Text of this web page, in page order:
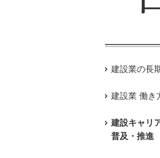
建設業の長
建設業 働き
建設キャリ
普及・推進